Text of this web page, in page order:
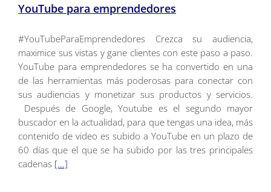
YouTube para emprendedores
#YouTubeParaEmprendedores Crezca su audiencia,
maximice sus vistas y gane clientes con este paso a paso.
YouTube para emprendedores se ha convertido en una
de las herramientas más poderosas para conectar con
sus audiencias y monetizar sus productos y servicios.
Después de Google, Youtube es el segundo mayor
buscador en la actualidad, para que tengas una idea, más
contenido de video es subido a YouTube en un plazo de
60 días que el que se ha subido por las tres principales
cadenas [...]